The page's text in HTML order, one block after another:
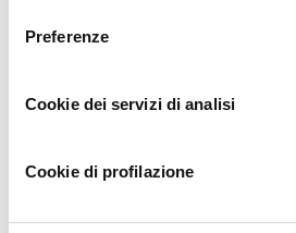
Preferenze
Cookie dei servizi di analisi
Cookie di profilazione
maggio 2020
febbraio 2020